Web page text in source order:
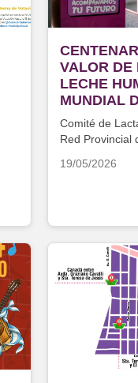
VALOR DE
LECHE
MUNDIAL
Comité de
Red Provincial
19/05/2026